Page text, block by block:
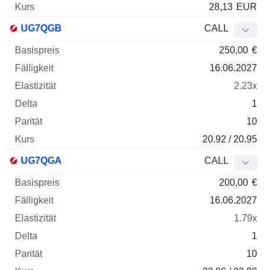
28,13 EUR
UG7QGB CALL
250,00 €
16.06.2027
2.23x
1
10
20.92 / 20.95
UG7QGA CALL
200,00 €
16.06.2027
1.79x
1
10